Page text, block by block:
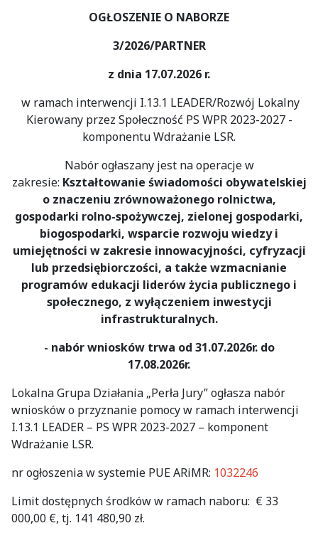
OGŁOSZENIE O NABORZE
3/2026/PARTNER
z dnia 17.07.2026 r.
w ramach interwencji I.13.1 LEADER/Rozwój Lokalny
Kierowany przez Społeczność PS WPR 2023-2027 -
komponentu Wdrażanie LSR.
Nabór ogłaszany jest na operacje w
zakresie: Kształtowanie świadomości obywatelskiej
o znaczeniu zrównoważonego rolnictwa,
gospodarki rolno-spożywczej, zielonej gospodarki,
biogospodarki, wsparcie rozwoju wiedzy i
umiejętności w zakresie innowacyjności, cyfryzacji
lub przedsiębiorczości, a także wzmacnianie
programów edukacji liderów życia publicznego i
społecznego, z wyłączeniem inwestycji
infrastrukturalnych.
- nabór wniosków trwa od 31.07.2026r. do
17.08.2026r.
Lokalna Grupa Działania „Perła Jury” ogłasza nabór
wniosków o przyznanie pomocy w ramach interwencji
I.13.1 LEADER – PS WPR 2023-2027 – komponent
Wdrażanie LSR.
nr ogłoszenia w systemie PUE ARiMR: 1032246
Limit dostępnych środków w ramach naboru: € 33
000,00 €, tj. 141 480,90 zł.